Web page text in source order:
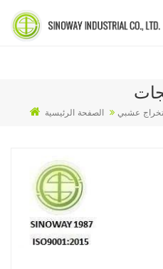
الصفحة الرئيسية عشبي